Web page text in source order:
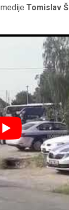
Tomislav